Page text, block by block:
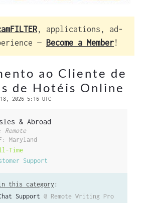
, applications, ad-
— Become a Member!
ao Cliente de
de Hotéis Online
2026 5:16 UTC
& Abroad
Remote
Maryland
Time
Support
this category :
Support @ Remote Writing Pro